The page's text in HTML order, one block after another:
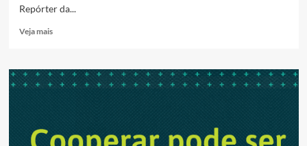
Repórter da...
Veja maisRead
Pandemia
impulsionou
no